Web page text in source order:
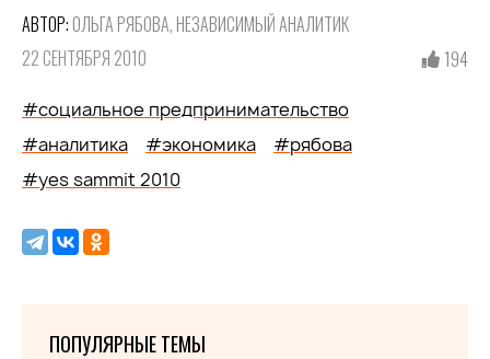
АВТОР: ОЛЬГА РЯБОВА, НЕЗАВИСИМЫЙ АНАЛИТИК
22 СЕНТЯБРЯ 2010
194
#социальное предпринимательство
#аналитика
#экономика
#рябова
#yes sammit 2010
ПОПУЛЯРНЫЕ ТЕМЫ